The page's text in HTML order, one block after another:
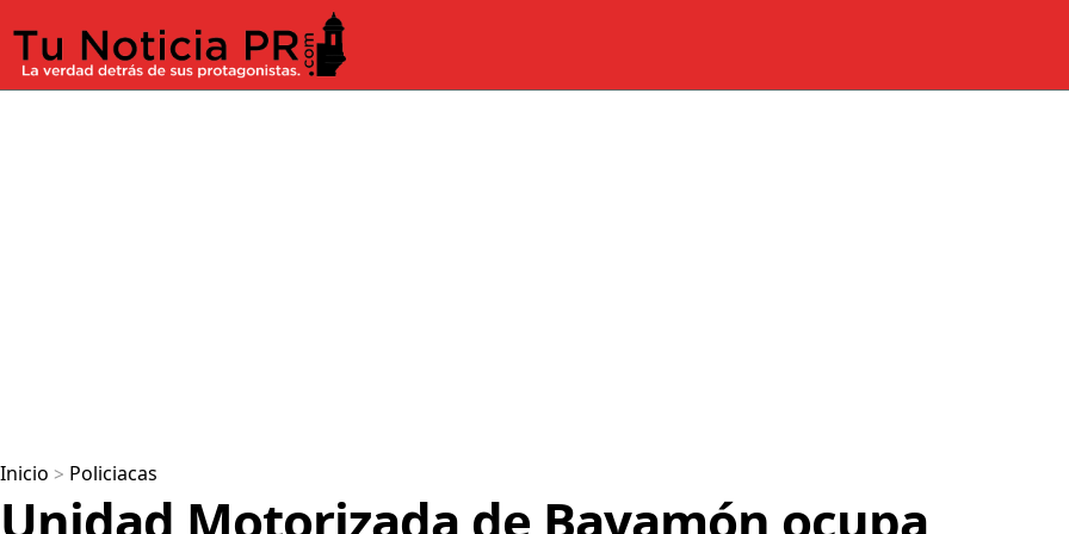
Inicio > Policiacas